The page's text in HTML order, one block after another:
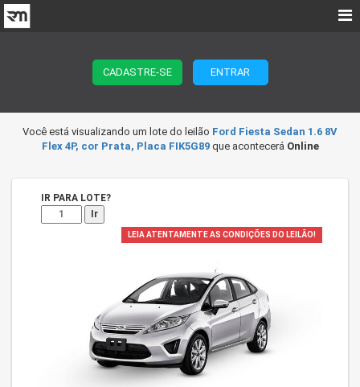
CADASTRE-SE ENTRAR
Você está visualizando um lote do leilão Ford Fiesta Sedan 1.6 8V
Flex 4P, cor Prata, Placa FIK5G89que acontecerá Online
IR PARA LOTE?
Ir
LEIA ATENTAMENTE AS CONDIÇÕES DO LEILÃO!